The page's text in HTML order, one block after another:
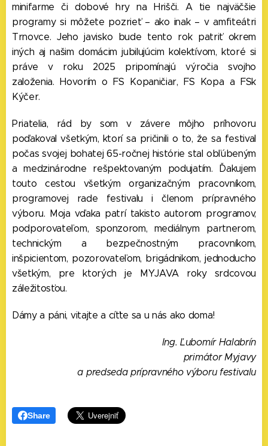
minifarme či dobové hry na Hrišči. A tie najväčšie
programy si môžete pozrieť – ako inak – v amfiteátri
Trnovce. Jeho javisko bude tento rok patriť okrem
iných aj našim domácim jubilujúcim kolektívom, ktoré si
práve v roku 2025 pripomínajú výročia svojho
založenia. Hovorím o FS Kopaničiar, FS Kopa a FSk
Kýčer.
Priatelia, rád by som v závere môjho príhovoru
poďakoval všetkým, ktorí sa pričinili o to, že sa festival
počas svojej bohatej 65-ročnej histórie stal obľúbeným
a medzinárodne rešpektovaným podujatím. Ďakujem
touto cestou všetkým organizačným pracovníkom,
programovej rade festivalu i členom prípravného
výboru. Moja vďaka patrí takisto autorom programov,
podporovateľom, sponzorom, mediálnym partnerom,
technickým a bezpečnostným pracovníkom,
inšpicientom, pozorovateľom, brigádnikom, jednoducho
všetkým, pre ktorých je MYJAVA roky srdcovou
záležitosťou.
Dámy a páni, vitajte a cíťte sa u nás ako doma!
Ing. Ľubomír Halabrín
primátor Myjavy
a predseda prípravného výboru festivalu
Share